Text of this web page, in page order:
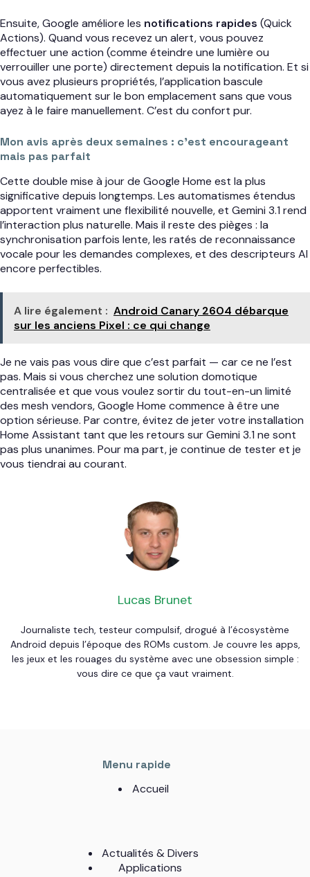
Ensuite, Google améliore les notifications rapides (Quick
Actions). Quand vous recevez un alert, vous pouvez
effectuer une action (comme éteindre une lumière ou
verrouiller une porte) directement depuis la notification. Et si
vous avez plusieurs propriétés, l’application bascule
automatiquement sur le bon emplacement sans que vous
ayez à le faire manuellement. C’est du confort pur.
Mon avis après deux semaines : c’est encourageant
mais pas parfait
Cette double mise à jour de Google Home est la plus
significative depuis longtemps. Les automatismes étendus
apportent vraiment une flexibilité nouvelle, et Gemini 3.1 rend
l’interaction plus naturelle. Mais il reste des pièges : la
synchronisation parfois lente, les ratés de reconnaissance
vocale pour les demandes complexes, et des descripteurs AI
encore perfectibles.
A lire également : Android Canary 2604 débarque
sur les anciens Pixel : ce qui change
Je ne vais pas vous dire que c’est parfait — car ce ne l’est
pas. Mais si vous cherchez une solution domotique
centralisée et que vous voulez sortir du tout-en-un limité
des mesh vendors, Google Home commence à être une
option sérieuse. Par contre, évitez de jeter votre installation
Home Assistant tant que les retours sur Gemini 3.1 ne sont
pas plus unanimes. Pour ma part, je continue de tester et je
vous tiendrai au courant.
Lucas Brunet
Journaliste tech, testeur compulsif, drogué à l’écosystème
Android depuis l’époque des ROMs custom. Je couvre les apps,
les jeux et les rouages du système avec une obsession simple :
vous dire ce que ça vaut vraiment.
Menu rapide
Accueil
Actualités & Divers
Applications